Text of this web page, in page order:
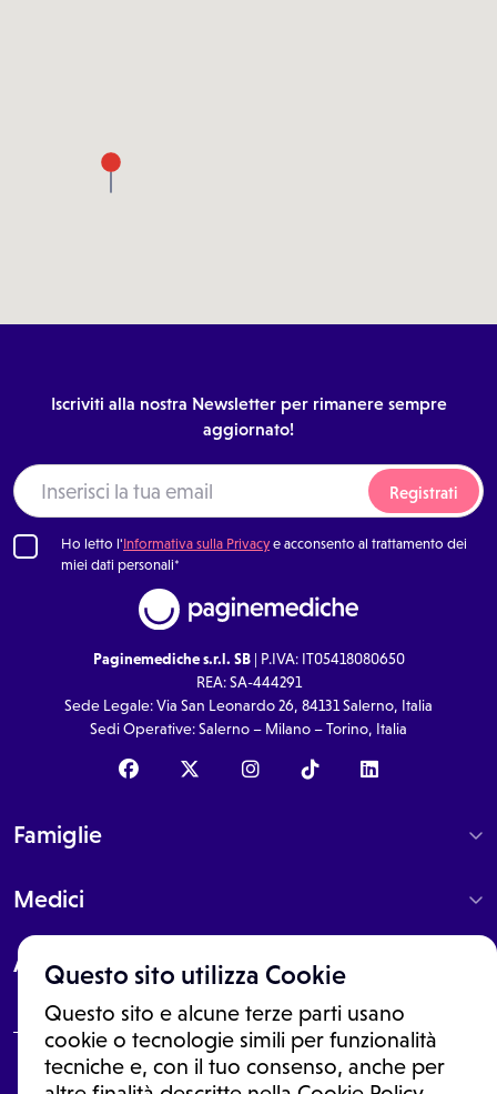
Questo sito utilizza Cookie
Questo sito e alcune terze parti usano
cookie o tecnologie simili per funzionalità
tecniche e, con il tuo consenso, anche per
Iscriviti alla nostra Newsletter per rimanere sempre
aggiornato!
Registrati
Ho letto l'Informativa sulla Privacye acconsento al trattamento dei
miei dati personali*
Paginemediche s.r.l. SB| P.IVA: IT05418080650
REA: SA-444291
Sede Legale: Via San Leonardo 26, 84131 Salerno, Italia
Sedi Operative: Salerno – Milano – Torino, Italia
Famiglie
Medici
About
Le informazioni proposte in questo sito non sono un consulto medico.